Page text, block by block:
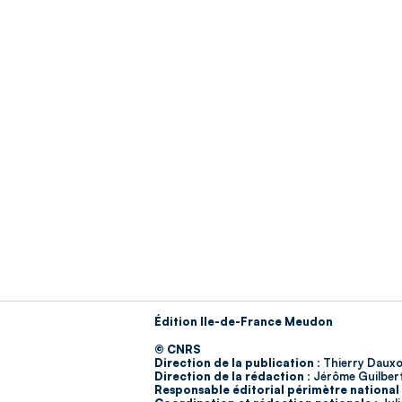
Édition Ile-de-France Meudon
© CNRS
Direction de la publication : Thierry
Direction de la rédaction : Jérôme
Responsable éditorial périmètre national